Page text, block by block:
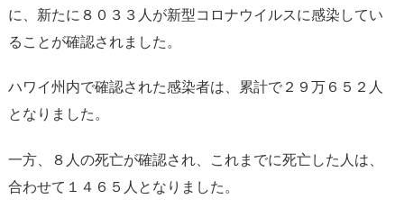
に、新たに８０３３人が新型コロナウイルスに感染してい
ることが確認されました。
ハワイ州内で確認された感染者は、累計で２９万６５２人
となりました。
一方、８人の死亡が確認され、これまでに死亡した人は、
合わせて１４６５人となりました。